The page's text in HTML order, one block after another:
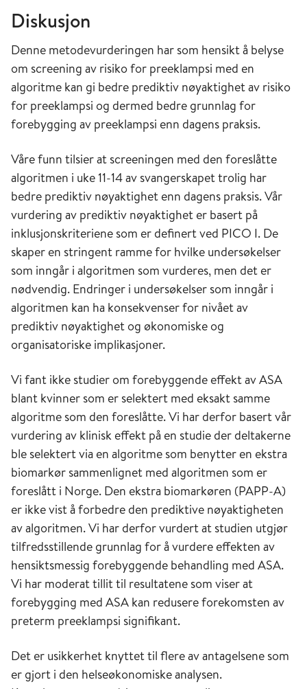
Diskusjon
Denne metodevurderingen har som hensikt å belyse
om screening av risiko for preeklampsi med en
algoritme kan gi bedre prediktiv nøyaktighet av risiko
for preeklampsi og dermed bedre grunnlag for
forebygging av preeklampsi enn dagens praksis.
Våre funn tilsier at screeningen med den foreslåtte
algoritmen i uke 11-14 av svangerskapet trolig har
bedre prediktiv nøyaktighet enn dagens praksis. Vår
vurdering av prediktiv nøyaktighet er basert på
inklusjonskriteriene som er definert ved PICO I. De
skaper en stringent ramme for hvilke undersøkelser
som inngår i algoritmen som vurderes, men det er
nødvendig. Endringer i undersøkelser som inngår i
algoritmen kan ha konsekvenser for nivået av
prediktiv nøyaktighet og økonomiske og
organisatoriske implikasjoner.
Vi fant ikke studier om forebyggende effekt av ASA
blant kvinner som er selektert med eksakt samme
algoritme som den foreslåtte. Vi har derfor basert vår
vurdering av klinisk effekt på en studie der deltakerne
ble selektert via en algoritme som benytter en ekstra
biomarkør sammenlignet med algoritmen som er
foreslått i Norge. Den ekstra biomarkøren (PAPP-A)
er ikke vist å forbedre den prediktive nøyaktigheten
av algoritmen. Vi har derfor vurdert at studien utgjør
tilfredsstillende grunnlag for å vurdere effekten av
hensiktsmessig forebyggende behandling med ASA.
Vi har moderat tillit til resultatene som viser at
forebygging med ASA kan redusere forekomsten av
preterm preeklampsi signifikant.
Det er usikkerhet knyttet til flere av antagelsene som
er gjort i den helseøkonomiske analysen.